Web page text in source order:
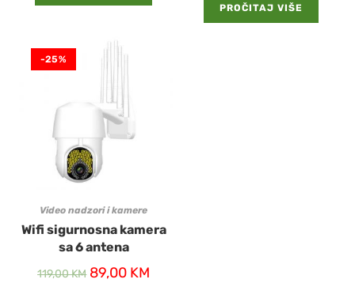
PROČITAJ VIŠE
-25%
Video nadzori i kamere
Wifi sigurnosna kamera
sa 6 antena
119,00KM 89,00 KM